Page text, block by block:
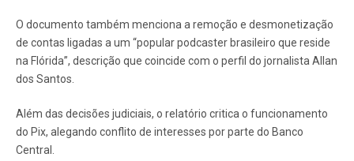
O documento também menciona a remoção e desmonetização
de contas ligadas a um “popular podcaster brasileiro que reside
na Flórida”, descrição que coincide com o perfil do jornalista Allan
dos Santos.
Além das decisões judiciais, o relatório critica o funcionamento
do Pix, alegando conflito de interesses por parte do Banco
Central.